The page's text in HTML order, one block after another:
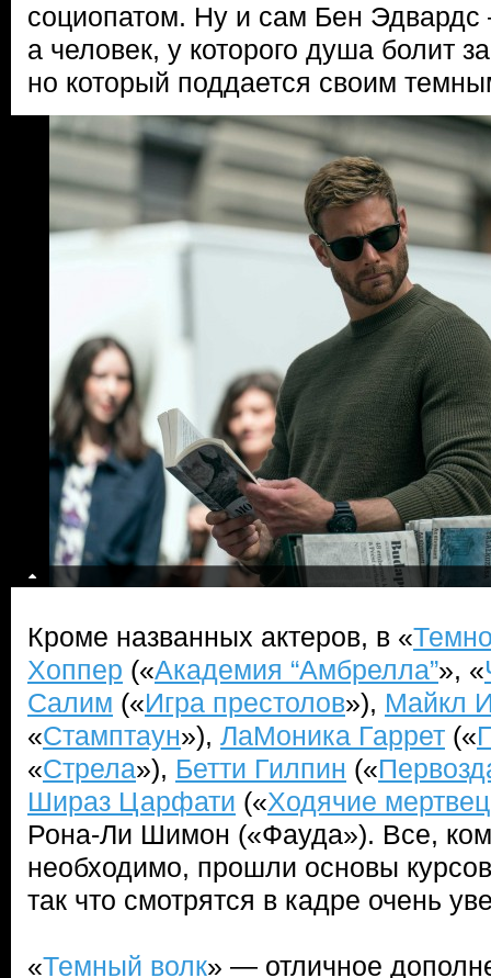
социопатом. Ну и сам Бен
а человек, у которого душа болит
но который поддается своим
Кроме названных актеров, в «
Хоппер («Академия “Амбрелла”», «
Салим («Игра престолов»), Майкл
«Стамптаун»), ЛаМоника Гаррет («
«Стрела»), Бетти Гилпин («
Шираз Царфати («Ходячие
Рона-Ли Шимон («Фауда»). Все,
необходимо, прошли основы
так что смотрятся в кадре очень
«Темный волк» — отличное